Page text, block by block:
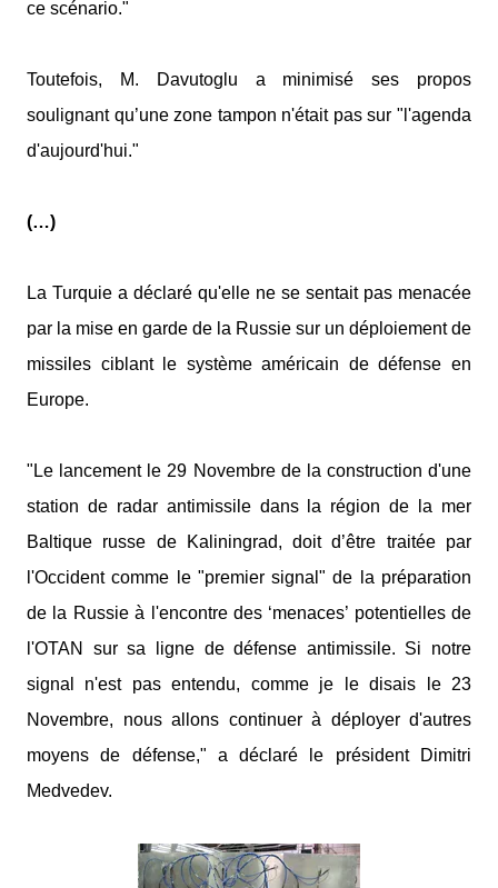
ce scénario."
Toutefois, M. Davutoglu a minimisé ses propos
soulignant qu’une zone tampon n'était pas sur "l'agenda
d'aujourd'hui."
(…)
La Turquie a déclaré qu'elle ne se sentait pas menacée
par la mise en garde de la Russie sur un déploiement de
missiles ciblant le système américain de défense en
Europe.
"Le lancement le 29 Novembre de la construction d'une
station de radar antimissile dans la région de la mer
Baltique russe de Kaliningrad, doit d’être traitée par
l'Occident comme le "premier signal" de la préparation
de la Russie à l'encontre des ‘menaces’ potentielles de
l'OTAN sur sa ligne de défense antimissile. Si notre
signal n'est pas entendu, comme je le disais le 23
Novembre, nous allons continuer à déployer d'autres
moyens de défense," a déclaré le président Dimitri
Medvedev.